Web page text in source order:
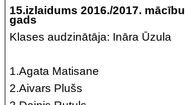
15.izlaidums 2016./2017. mācību
gads
Klases audzinātāja: Ināra Ūzula
1.Agata Matisane
2.Aivars Plušs